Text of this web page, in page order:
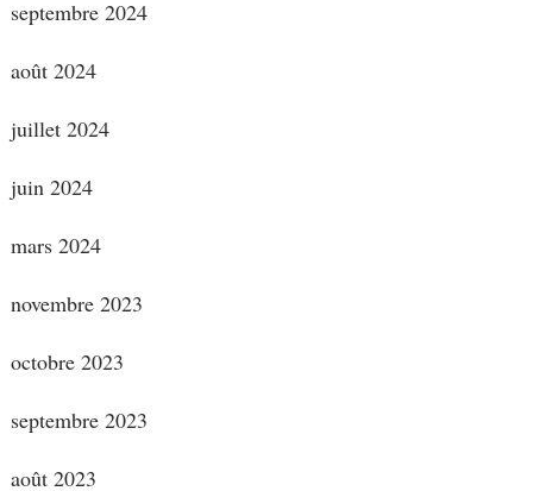
septembre 2024
août 2024
juillet 2024
juin 2024
mars 2024
novembre 2023
octobre 2023
septembre 2023
août 2023